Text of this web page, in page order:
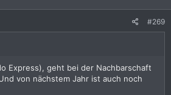
#269
Express), geht bei der Nachbarschaft
von nächstem Jahr ist auch noch